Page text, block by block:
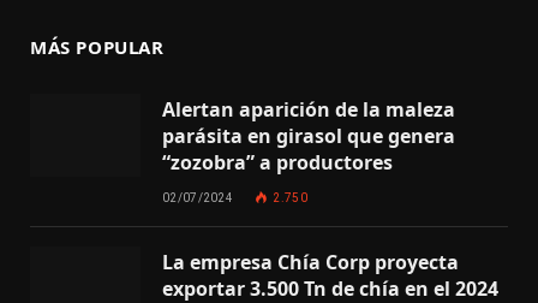
MÁS POPULAR
Alertan aparición de la maleza
parásita en girasol que genera
“zozobra” a productores
02/07/2024 2.750
La empresa Chía Corp proyecta
exportar 3.500 Tn de chía en el 2024